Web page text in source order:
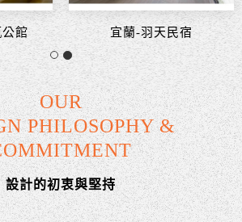
館 宜蘭-羽天民宿
OUR
PHILOSOPHY &
設計的初衷與堅持